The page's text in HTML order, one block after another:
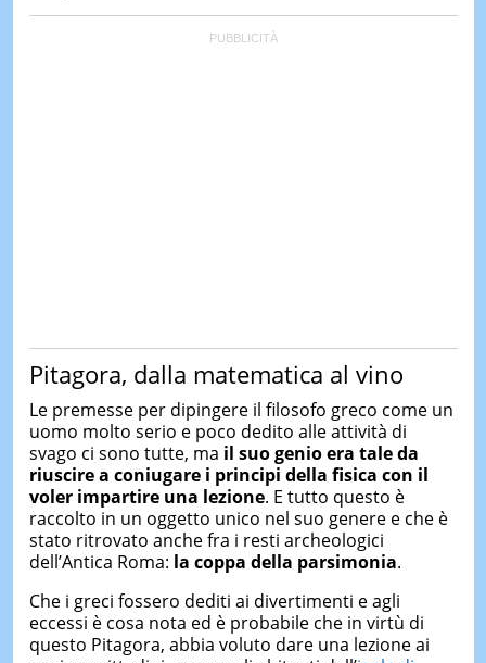
Pitagora, dalla matematica al vino
Le premesse per dipingere il filosofo greco come un
uomo molto serio e poco dedito alle attività di
svago ci sono tutte, ma il suo genio era tale da
riuscire a coniugare i principi della fisica con il
voler impartire una lezione. E tutto questo è
raccolto in un oggetto unico nel suo genere e che è
stato ritrovato anche fra i resti archeologici
dell’Antica Roma: la coppa della parsimonia.
Che i greci fossero dediti ai divertimenti e agli
eccessi è cosa nota ed è probabile che in virtù di
questo Pitagora, abbia voluto dare una lezione ai